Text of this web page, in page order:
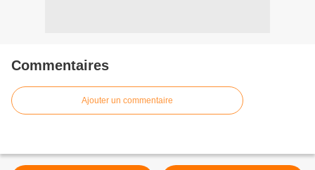
Commentaires
Ajouter un commentaire